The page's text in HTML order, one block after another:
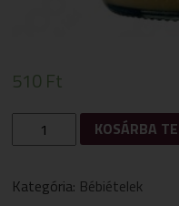
510 Ft
HOLLE
SÜTŐTÖK-
KOSÁRBA
Kategória: Bébiételek